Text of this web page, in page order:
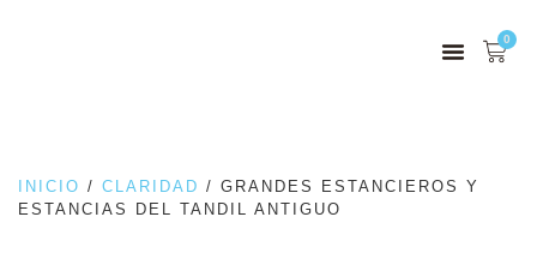
0
INICIO / CLARIDAD / GRANDES ESTANCIEROS Y
ESTANCIAS DEL TANDIL ANTIGUO